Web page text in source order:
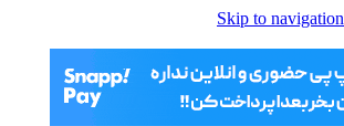
Skip to navigation